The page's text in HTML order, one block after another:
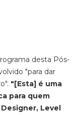
desta Pós-
"para dar
"[Esta] é uma
para quem
Level